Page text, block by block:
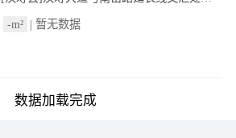
-m² | 暂无数据
数据加载完成